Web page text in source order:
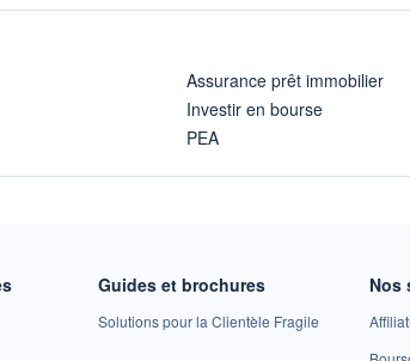
Assurance prêt immobilier
Investir en bourse
PEA
Guides et brochures
Solutions pour la Clientèle Fragile
Nos